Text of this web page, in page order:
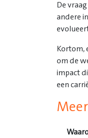
De
andere
Kortom,
om de
impact
een